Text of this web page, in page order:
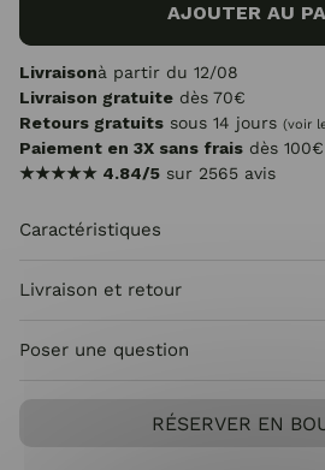
AJOUTER AU
Livraisonà partir du 12/08
Livraison gratuite dès 70€
Retours gratuits sous 14 jours (voir
Paiement en 3X sans frais dès 100€
★★★★★ 4.84/5 sur 2565 avis
Caractéristiques
Livraison et retour
Poser une question
RÉSERVER EN